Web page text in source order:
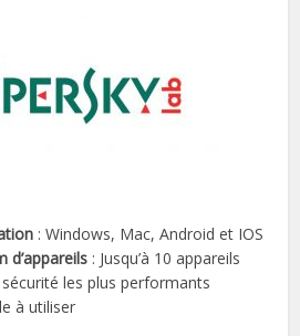
: Windows, Mac, Android et IOS
d’appareils : Jusqu’à 10 appareils
sécurité les plus performants
à utiliser